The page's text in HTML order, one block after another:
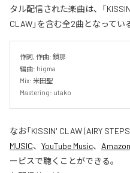
タル配信された楽曲は、「
CLAW」を含む全2曲となってい
作詞, 作曲: 鎖那
編曲: higma
Mix: 米田聖
Mastering: utako
なお「KISSIN' CLAW (AIRY
MUSIC、 YouTube Music、
ービスで聴くことができる。